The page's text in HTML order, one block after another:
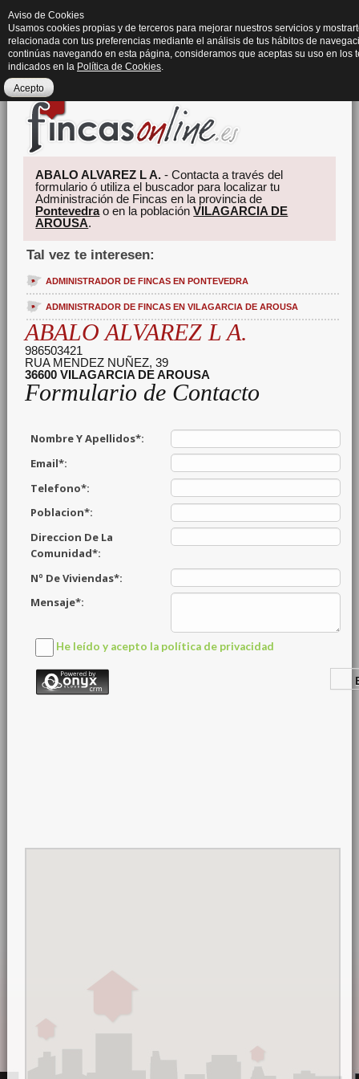
ABALO ALVAREZ L A. - Contacta a través del
formulario ó utiliza el buscador para localizar tu
Administración de Fincas en la provincia de
Pontevedrao en la poblaciónVILAGARCIA DE
AROUSA.
Tal vez te interesen:
ADMINISTRADOR DE FINCAS EN PONTEVEDRA
ADMINISTRADOR DE FINCAS EN VILAGARCIA DE AROUSA
ABALO ALVAREZ L A.
986503421
RUA MENDEZ NUÑEZ, 39
36600 VILAGARCIA DE AROUSA
Formulario de Contacto
Aviso de Cookies
Usamos cookies propias y de terceros para mejorar nuestros servicios y
relacionada con tus preferencias mediante el análisis de tus hábitos de
continúas navegando en esta página, consideramos que aceptas su uso en los
indicados en la Política de Cookies.
Acepto